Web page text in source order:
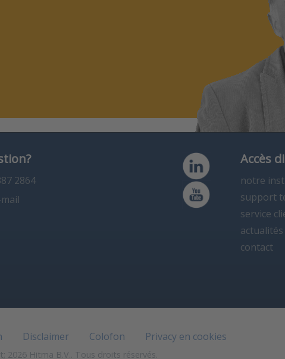
2864
Accès
notre
support
service
actualités
contact
Disclaimer Colofon Privacy en cookies
2026 Hitma B.V.. Tous droits réservés.